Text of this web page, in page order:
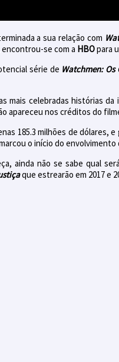
a sua relação com
encontrou-se com a HBOpara
série de Watchmen: Os
mais celebradas histórias
apareceu nos créditos do
185.3 milhões de dólares,
o início do envolvimento
ainda não se sabe qual
que estrearão em 2017 e